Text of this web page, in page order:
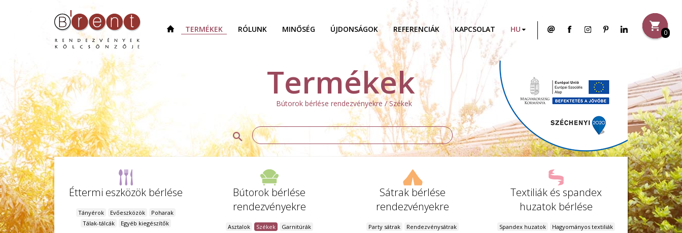
TERMÉKEK RÓLUNK MINŐSÉG ÚJDONSÁGOK REFERENCIÁK KAPCSOLAT
Termékek
Bútorok bérlése rendezvényekre / Székek
0
Éttermi eszközök bérlése
Tányérok Evőeszközök
Poharak
Tálak-tálcák
Egyéb kiegészítők
Bútorok bérlése
rendezvényekre
Asztalok Székek
Garnitúrák
Sátrak bérlése
rendezvényekre
Party sátrak
Rendezvénysátrak
Textiliák és spandex
huzatok bérlése
Spandex huzatok Hagyományos textiliák